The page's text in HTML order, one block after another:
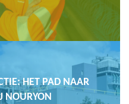
HET PAD NAAR
NOURYON